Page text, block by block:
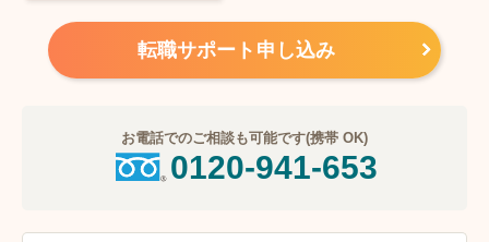
転職サポート申し込み
お電話でのご相談も可能です(携帯 OK)
0120-941-653